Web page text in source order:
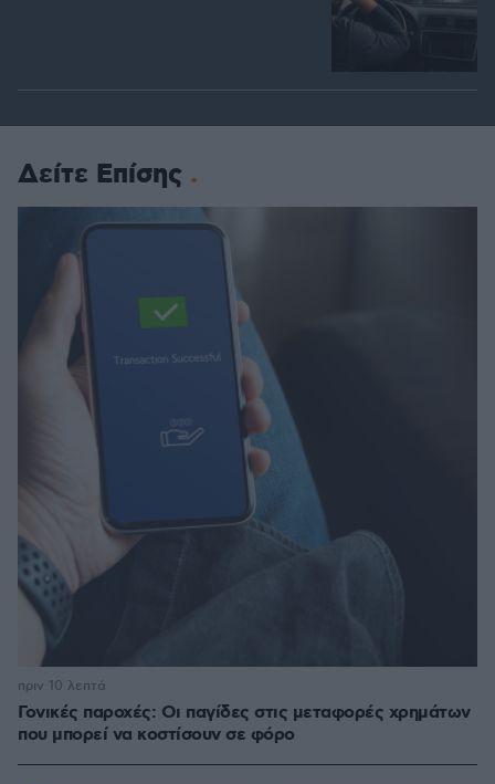
Δείτε Επίσης
Γονικές παροχές: Οι παγίδες στις μεταφορές χρημάτων
που μπορεί να κοστίσουν σε φόρο
πριν 10 λεπτά